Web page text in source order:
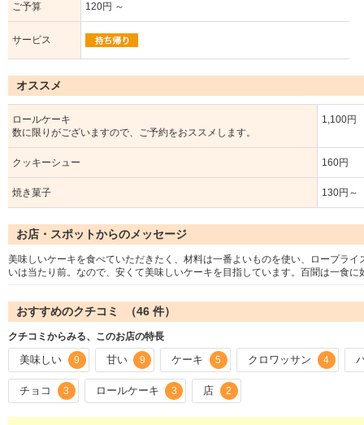
ご予算 120円 ～
サービス
オススメ
ロールケーキ
数に限りがございますので、ご予約をおススメします。
1,100円
クッキーシュー 160円
焼き菓子 130円～
お店・スポットからのメッセージ
美味しいケーキを食べていただきたく、材料は一番よいものを使い、ロープラ
いは当たり前。なので、安くて美味しいケーキを目指しています。百聞は一食
おすすめのクチコミ （46 件）
クチコミからみる、このお店の特長
美味しい 9 甘い 9 ケーキ 5 クロワッサン 4
チョコ 3 ロールケーキ 3 店 2